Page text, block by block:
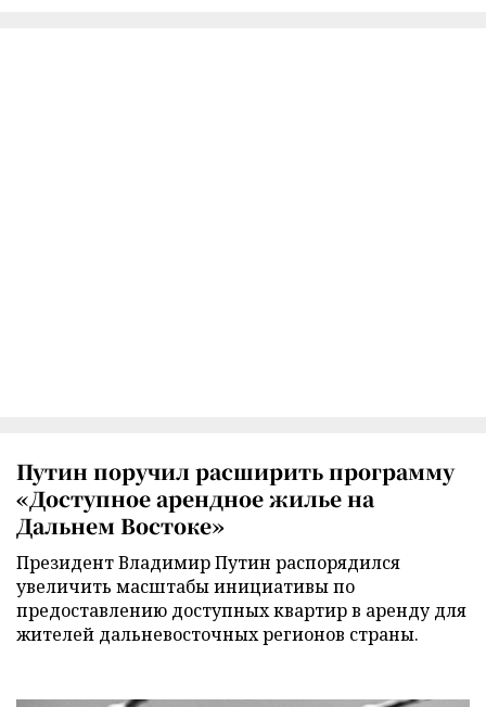
Путин поручил расширить программу
«Доступное арендное жилье на
Дальнем Востоке»
Президент Владимир Путин распорядился
увеличить масштабы инициативы по
предоставлению доступных квартир в аренду для
жителей дальневосточных регионов страны.